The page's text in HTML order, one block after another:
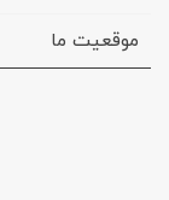
موقعیت ما